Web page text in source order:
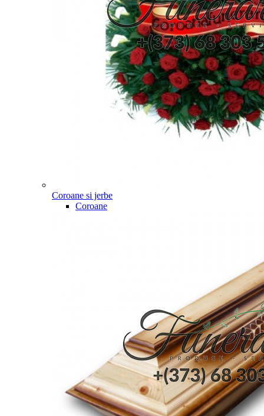
Coroane si jerbe
Coroane